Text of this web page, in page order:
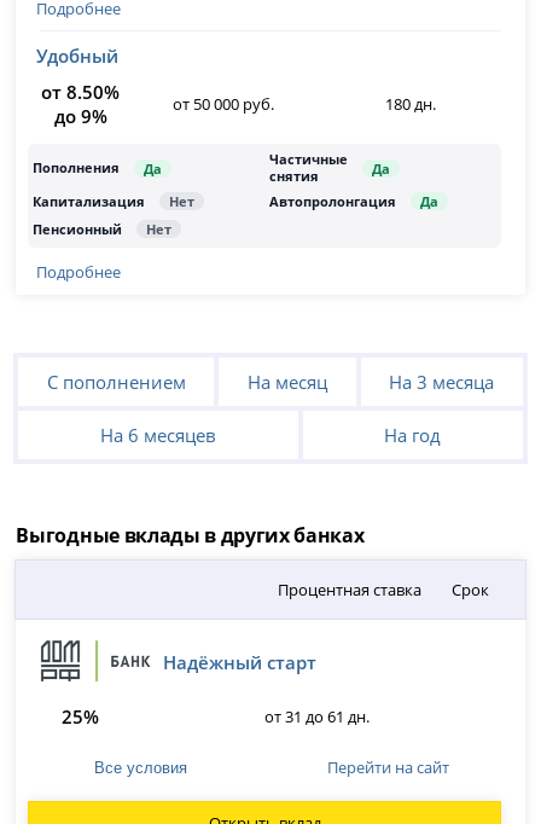
Подробнее
Удобный
от 8.50%
до 9%
от 50 000 руб. 180 дн.
Подробнее
С пополнением На месяц На 3 месяца
На 6 месяцев На год
Выгодные вклады в других банках
Процентная ставка Срок
Надёжный старт
25% от 31 до 61 дн.
Все условия Перейти на сайт